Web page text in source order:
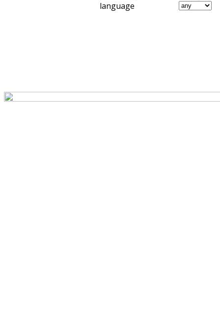
language